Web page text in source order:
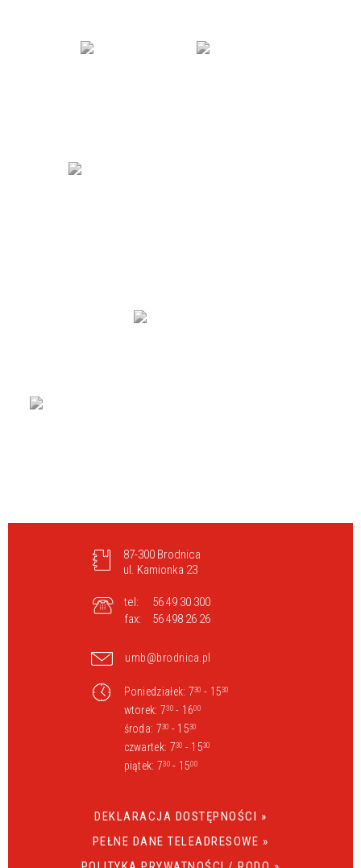
87-300 Brodnica
ul. Kamionka 23
tel:
56 49 30 300
fax:
56 498 26 26
umb@brodnica.pl
Poniedziałek: 730 - 1530
wtorek: 730- 1600
środa: 730 - 1530
czwartek: 730 - 1530
piątek: 730- 1500
DEKLARACJA DOSTĘPNOŚCI »
PEŁNE DANE TELEADRESOWE »